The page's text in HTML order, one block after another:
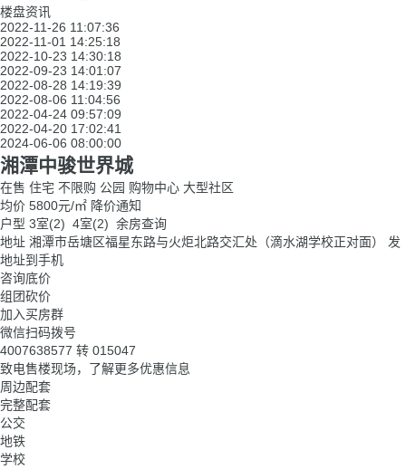
楼盘资讯
2022-11-26 11:07:36
2022-11-01 14:25:18
2022-10-23 14:30:18
2022-09-23 14:01:07
2022-08-28 14:19:39
2022-08-06 11:04:56
2022-04-24 09:57:09
2022-04-20 17:02:41
2024-06-06 08:00:00
湘潭中骏世界城
在售 住宅 不限购 公园 购物中心 大型社区
均价 5800元/㎡ 降价通知
户型 3室(2) 4室(2) 余房查询
地址 湘潭市岳塘区福星东路与火炬北路交汇处（滴水湖学校正对面）
发
地址到手机
咨询底价
组团砍价
加入买房群
微信扫码拨号
4007638577 转 015047
致电售楼现场，了解更多优惠信息
周边配套
完整配套
公交
地铁
学校